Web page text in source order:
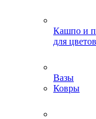
Кашпо и
для цветов
Вазы
Ковры